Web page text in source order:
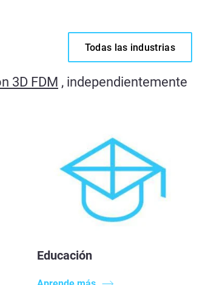
Todas las industrias
3D FDM , independientemente
Educación